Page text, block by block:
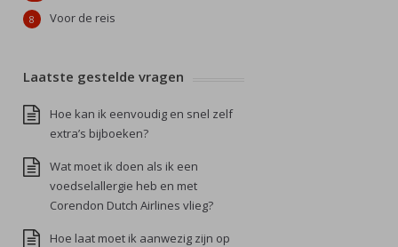
Voor de reis
8
Laatste gestelde vragen
Hoe kan ik eenvoudig en snel zelf
extra’s bijboeken?
Wat moet ik doen als ik een
voedselallergie heb en met
Corendon Dutch Airlines vlieg?
Hoe laat moet ik aanwezig zijn op